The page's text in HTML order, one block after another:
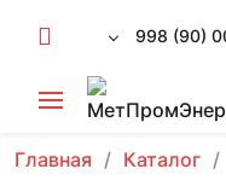
998 (90)
Главная Каталог